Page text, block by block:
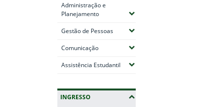
Administração e
Planejamento(Expandir submenus)
Gestão de Pessoas(Expandir submenus)
Comunicação(Expandir submenus)
Assistência Estudantil (Expandir submenus)
INGRESSO